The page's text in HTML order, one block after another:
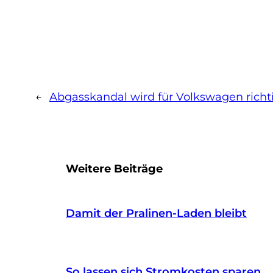
← Abgasskandal wird für Volkswagen
Weitere Beiträge
Damit der Pralinen-Laden bleibt